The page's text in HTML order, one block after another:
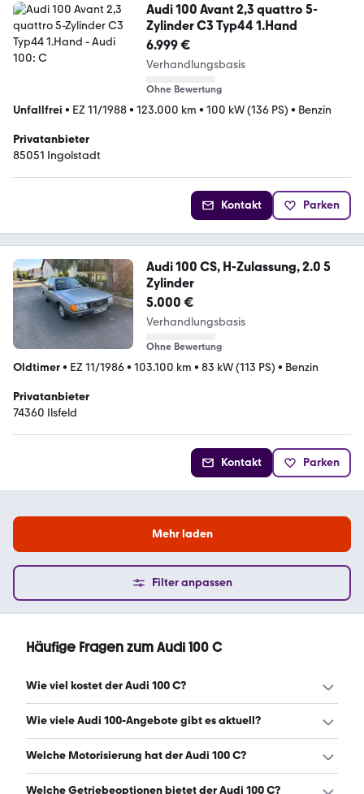
Audi 100 Avant 2,3 quattro 5-
Zylinder C3 Typ44 1.Hand
6.999 €
Verhandlungsbasis
Ohne Bewertung
Unfallfrei • EZ 11/1988• 123.000 km • 100 kW (136 PS) • Benzin
Privatanbieter
85051 Ingolstadt
Kontakt Parken
Audi 100 CS, H-Zulassung, 2.0 5
Zylinder
5.000 €
Verhandlungsbasis
Ohne Bewertung
Oldtimer• EZ 11/1986• 103.100 km • 83 kW (113 PS) • Benzin
Privatanbieter
74360 Ilsfeld
Kontakt Parken
Mehr laden
Filter anpassen
Häufige Fragen zum Audi 100 C
Wie viel kostet der Audi 100 C?
Ein guter Preis für einen Audi 100 C liegt zwischen 2.999 €
Wie viele Audi 100-Angebote gibt es aktuell?
Es gibt insgesamt 147 Audi 100 bei mobile.de, davon 147
Welche Motorisierung hat der Audi 100 C?
Der Audi 100 C hat Leistungen zwischen 90 und 230 PS.
Welche Getriebeoptionen bietet der Audi 100 C?